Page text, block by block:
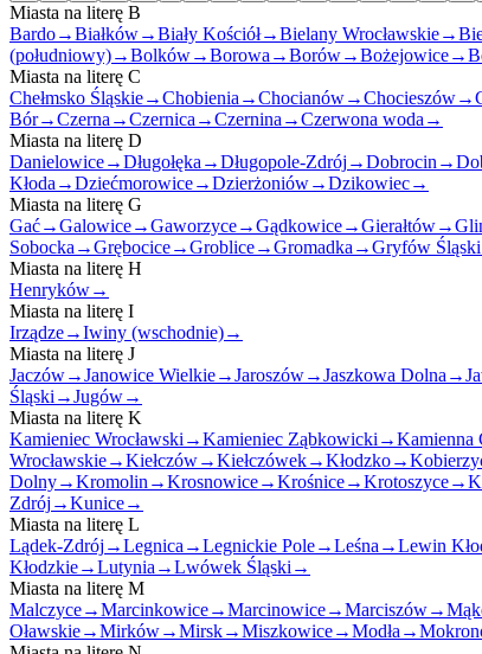
Miasta na literę B
Bardo→Białków→Biały Kościół→Bielany Wrocławskie→
(południowy)→Bolków→Borowa →Borów→Bożejowice→
Miasta na literę C
Chełmsko Śląskie→Chobienia →Chocianów→Chocieszów→
Bór→Czerna →Czernica →Czernina →Czerwona woda →
Miasta na literę D
Danielowice→Długołęka →Długopole-Zdrój →Dobrocin →
Kłoda →Dziećmorowice→Dzierżoniów→Dzikowiec→
Miasta na literę G
Gać→Galowice→Gaworzyce→Gądkowice→Gierałtów→
Sobocka →Grębocice→Groblice→Gromadka →Gryfów Śląski
Miasta na literę H
Henryków→
Miasta na literę I
Irządze→Iwiny (wschodnie)→
Miasta na literę J
Jaczów→Janowice Wielkie→Jaroszów→Jaszkowa Dolna →
Śląski →Jugów→
Miasta na literę K
Kamieniec Wrocławski →Kamieniec Ząbkowicki →Kamienna
Wrocławskie→Kiełczów→Kiełczówek→Kłodzko→
Dolny→Kromolin →Krosnowice→Krośnice→Krotoszyce→
Zdrój →Kunice→
Miasta na literę L
Lądek-Zdrój →Legnica →Legnickie Pole→Leśna →Lewin
Kłodzkie→Lutynia →Lwówek Śląski →
Miasta na literę M
Malczyce→Marcinkowice→Marcinowice→Marciszów→
Oławskie→Mirków→Mirsk→Miszkowice→Modła →